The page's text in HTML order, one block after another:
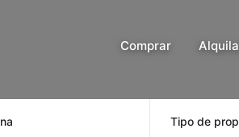
Comprar
Tipo de